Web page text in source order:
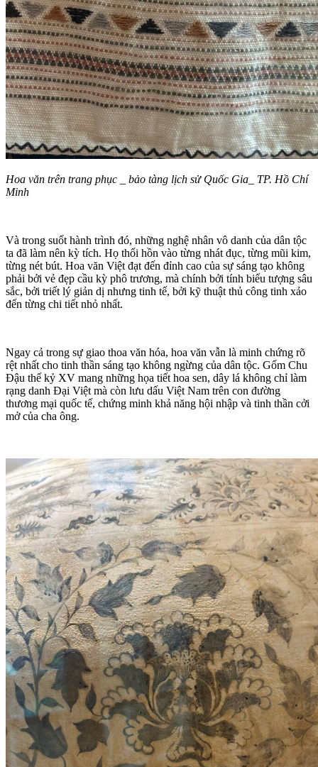
Hoa văn trên trang phục _ bảo tàng lịch sử Quốc Gia_ TP. Hồ Chí
Minh
Và trong suốt hành trình đó, những nghệ nhân vô danh của dân tộc
ta đã làm nên kỳ tích. Họ thổi hồn vào từng nhát đục, từng mũi kim,
từng nét bút. Hoa văn Việt đạt đến đỉnh cao của sự sáng tạo không
phải bởi vẻ đẹp cầu kỳ phô trương, mà chính bởi tính biểu tượng sâu
sắc, bởi triết lý giản dị nhưng tinh tế, bởi kỹ thuật thủ công tinh xảo
đến từng chi tiết nhỏ nhất.
Ngay cả trong sự giao thoa văn hóa, hoa văn vẫn là minh chứng rõ
rệt nhất cho tinh thần sáng tạo không ngừng của dân tộc. Gốm Chu
Đậu thế kỷ XV mang những họa tiết hoa sen, dây lá không chỉ làm
rạng danh Đại Việt mà còn lưu dấu Việt Nam trên con đường
thương mại quốc tế, chứng minh khả năng hội nhập và tinh thần cởi
mở của cha ông.